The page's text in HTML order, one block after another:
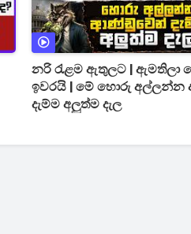
නරි රැළම ඇතුලට | ඇමතිලා
ඉවරයි | මේ හොරු
දැම්ම අලුත්ම දැල